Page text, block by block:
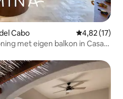
Cabo Gemiddelde
4,82 (17)
met eigen balkon in Casa